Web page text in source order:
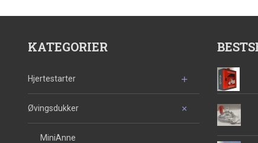
KATEGORIER
Hjertestarter
Øvingsdukker
MiniAnne